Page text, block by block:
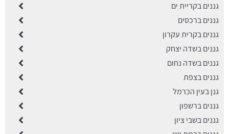
גננים בקריית ים
גננים ברכסים
גננים בקרית עקרון
גננים בשדה יצחק
גננים בשדה נחום
גננים בצפת
גנן בעין הכרמל
גננים ברשפון
גננים בשבי ציון